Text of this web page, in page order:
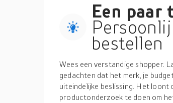
Een paar
bestellen
Wees een verstandige shopper.
gedachten dat het merk, je
uiteindelijke beslissing. Het loont
productonderzoek te doen om